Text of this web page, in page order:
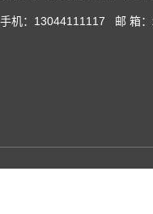
手机：13044111117 邮 箱